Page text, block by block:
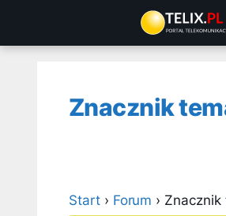
treści
Znacznik
Start › Forum › Znacznik